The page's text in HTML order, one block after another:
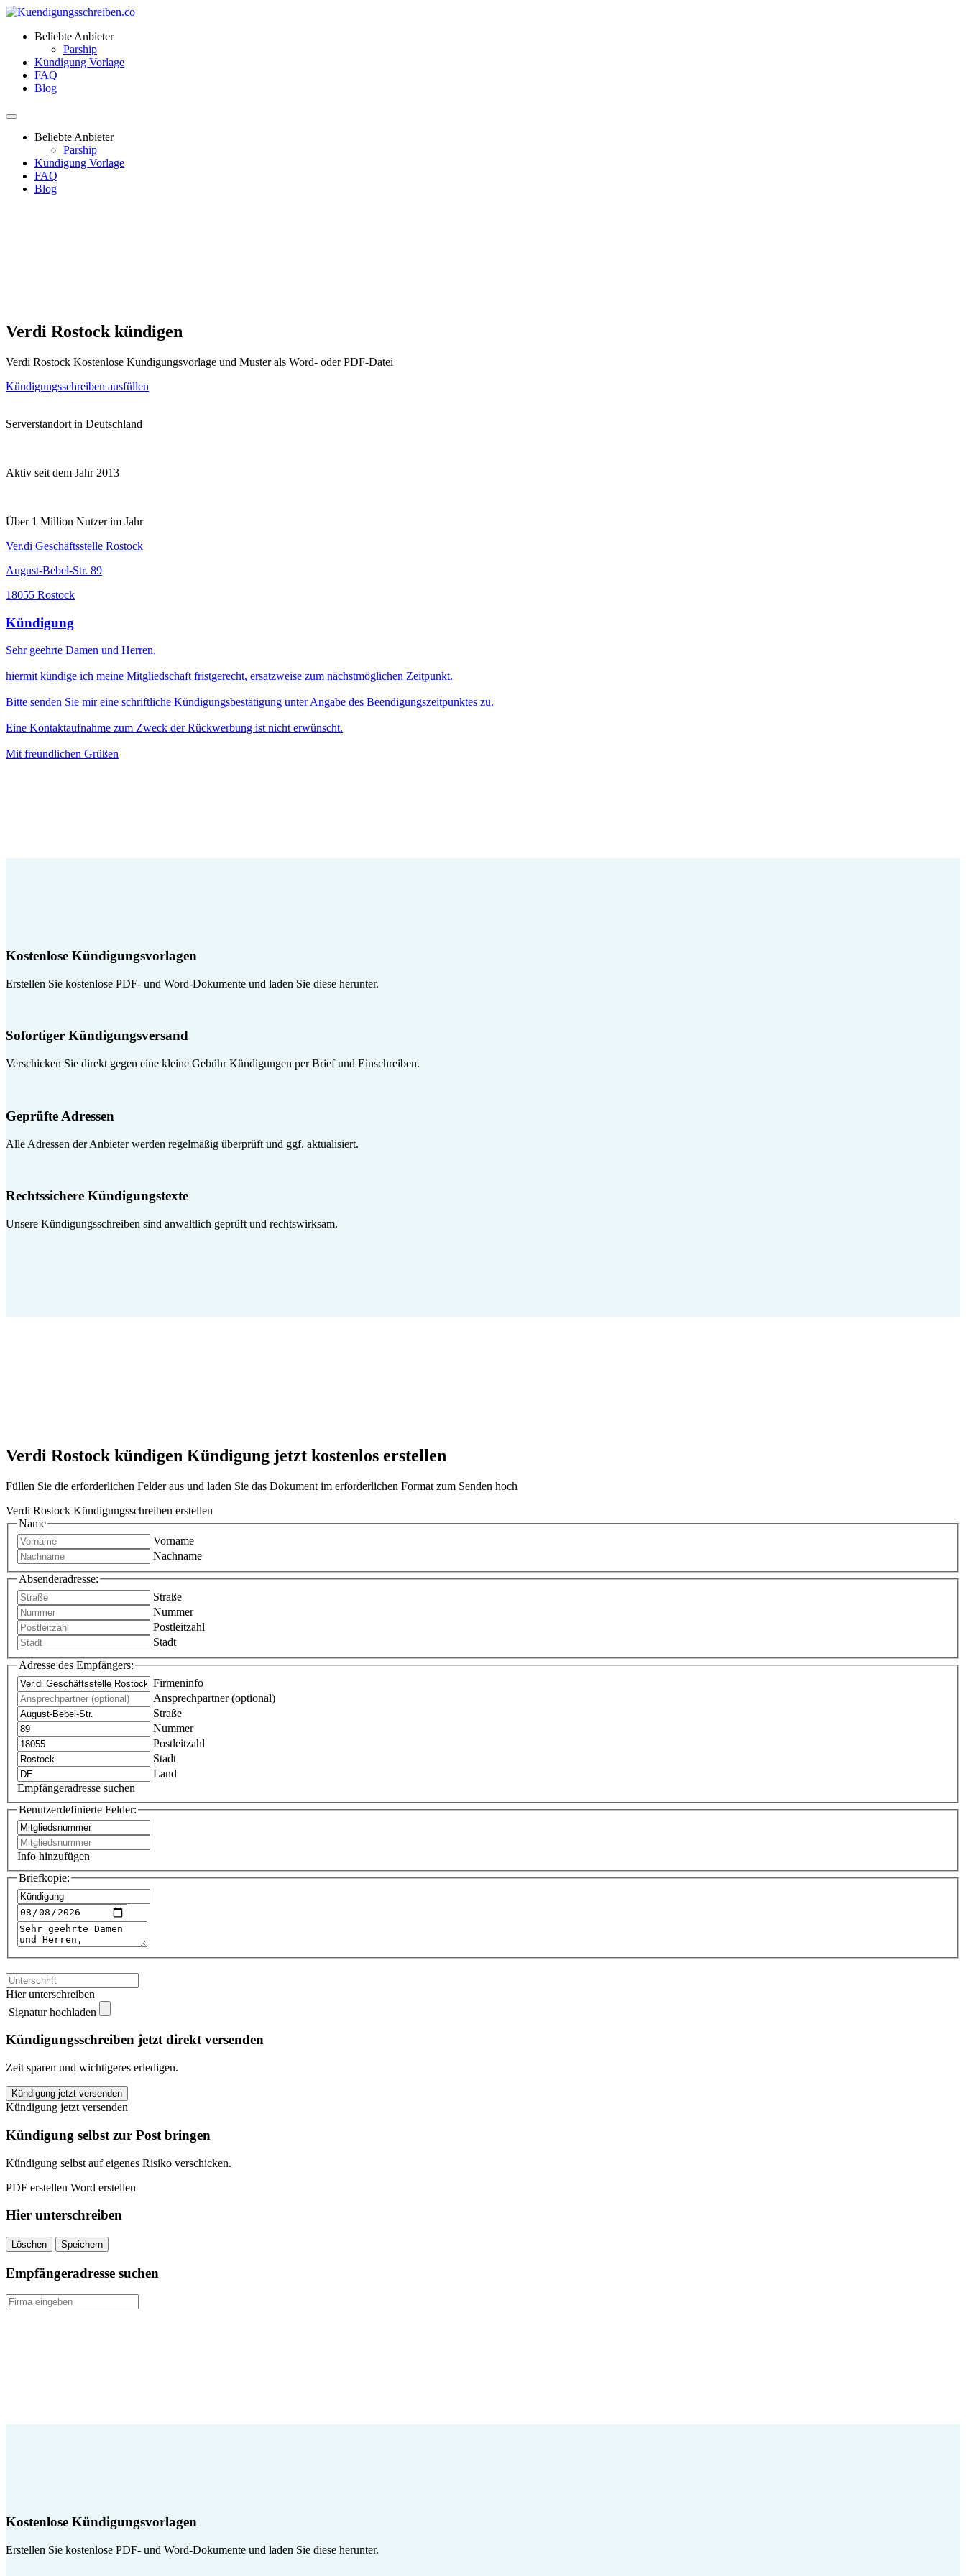
Beliebte Anbieter
Parship
Kündigung Vorlage
FAQ
Blog
Beliebte Anbieter
Parship
Kündigung Vorlage
FAQ
Blog
Verdi Rostock kündigen
Verdi Rostock Kostenlose Kündigungsvorlage und Muster als Word- oder PDF-Datei
Kündigungsschreiben ausfüllen
Serverstandort in Deutschland
Aktiv seit dem Jahr 2013
Über 1 Million Nutzer im Jahr
Ver.di Geschäftsstelle Rostock
August-Bebel-Str. 89
18055 Rostock
Kündigung
Sehr geehrte Damen und Herren,
hiermit kündige ich meine Mitgliedschaft fristgerecht, ersatzweise zum nächstmöglichen Zeitpunkt.
Bitte senden Sie mir eine schriftliche Kündigungsbestätigung unter Angabe des Beendigungszeitpunktes zu.
Eine Kontaktaufnahme zum Zweck der Rückwerbung ist nicht erwünscht.
Mit freundlichen Grüßen
Kostenlose Kündigungsvorlagen
Erstellen Sie kostenlose PDF- und Word-Dokumente und laden Sie diese herunter.
Sofortiger Kündigungsversand
Verschicken Sie direkt gegen eine kleine Gebühr Kündigungen per Brief und Einschreiben.
Geprüfte Adressen
Alle Adressen der Anbieter werden regelmäßig überprüft und ggf. aktualisiert.
Rechtssichere Kündigungstexte
Unsere Kündigungsschreiben sind anwaltlich geprüft und rechtswirksam.
Verdi Rostock kündigen Kündigung jetzt kostenlos erstellen
Füllen Sie die erforderlichen Felder aus und laden Sie das Dokument im erforderlichen Format zum Senden hoch
Verdi Rostock Kündigungsschreiben erstellen
Name
Vorname
Nachname
Absenderadresse:
Straße
Nummer
Postleitzahl
Stadt
Adresse des Empfängers:
Firmeninfo
Ansprechpartner (optional)
Straße
Nummer
Postleitzahl
Stadt
Land
Empfängeradresse suchen
Benutzerdefinierte Felder:
Info hinzufügen
Briefkopie:
Hier unterschreiben
Signatur hochladen
Kündigungsschreiben jetzt direkt versenden
Zeit sparen und wichtigeres erledigen.
Verdi
Rostock
kündigen
quantity
Kündigung jetzt versenden
Kündigung jetzt versenden
Kündigung selbst zur Post bringen
Kündigung selbst auf eigenes Risiko verschicken.
PDF erstellen Word erstellen
Hier unterschreiben
Löschen Speichern
Empfängeradresse suchen
Kostenlose Kündigungsvorlagen
Erstellen Sie kostenlose PDF- und Word-Dokumente und laden Sie diese herunter.